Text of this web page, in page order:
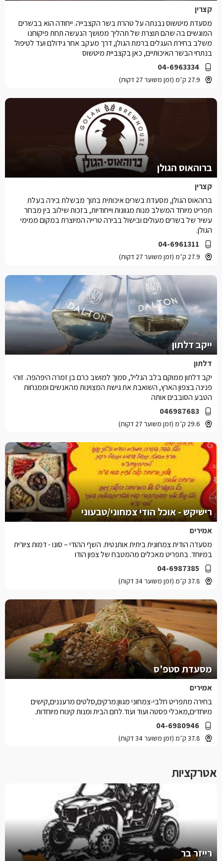
קצרין
04-6963334
27.9 ק״מ (זמן משוער 27 דקות)
מסעדת מיטשוס נבנתה על טהרת בשר הקצבייה. ייחודה הוא בבשרים
המוגשים בה שהם תוצרת של תהליך ממושך הנעשה תחת פיקוחנו
משלב בחירת העגלים ברמת הגולן, דרך מעקב אחר גידולם ועד לטיפול
בנתחי הבשר האיכותיים, כאן בקצביית מיטשוס
ברוהאוס הגולן
קצרין
04-6961311
27.9 ק״מ (זמן משוער 27 דקות)
ברוהאוס הגולן, מסעדת בשרים איכותית בתוך מבשלת בירה בעלת
תפריט מיוחד המשלב מנות מגוונות וייחודיות, בזכות שילוב בין מבחר
עשיר של בשרים מעולים ובישול בבירה טרייה המיוצרת במקום ממימי
הגולן.
ייקב דלתון
דלתון
046987683
29.6 ק״מ (זמן משוער 27 דקות)
יקב דלתון ממוקם בלב הגליל, סמוך למושב כרם בן זמרה היפהפה. זוהי
פנינה בצפון הארץ, השואבת את גישת המצוינות מהאנשים וממנחות
הטבע הסובבים אותה
רישיקש - אוכל הודי צמחוני/טבעוני
אמירים
04-6987385
37.8 ק״מ (זמן משוער 34 דקות)
מסעדה הודית צמחונית ביתית אותנטית. השף ההודי – סונו - דמות ציורית
במיוחד. בתפריט מאכלים מהמטבח של צפון הודו
מסעדת סטפ'ס
אמירים
04-6980946
37.8 ק״מ (זמן משוער 34 דקות)
בחירה מתפריט חלבי-צמחוני מגוון.מרקים,סלטים מרעננים,קישים
מיוחדים,מאכלי פסטה ועוד ועוד.לחם הבית ומנות קינוח מיוחדות.
אטרקציות
רייזר בר